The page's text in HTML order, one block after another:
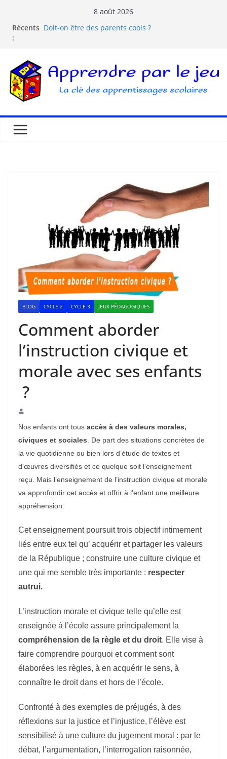
8 août 2026
Récents
:
Doit-on être des parents cools ?
La pédagogie Montessori est-elle ludique ?
Comprendre la courbe de l’oubli
BLOG CYCLE 2 CYCLE 3 JEUX PÉDAGOGIQUES
Comment aborder
l’instruction civique et
morale avec ses enfants
?
Nos enfants ont tous accès à des valeurs morales,
civiques et sociales . De part des situations concrètes de
la vie quotidienne ou bien lors d’étude de textes et
d’œuvres diversifiés et ce quelque soit l’enseignement
reçu. Mais l’enseignement de l’instruction civique et morale
va approfondir cet accès et offrir à l’enfant une meilleure
appréhension.
Cet enseignement poursuit trois objectif intimement
liés entre eux tel qu’ acquérir et partager les valeurs
de la République ; construire une culture civique et
une qui me semble très importante : respecter
autrui.
L’instruction morale et civique telle qu’elle est
enseignée à l’école assure principalement la
compréhension de la règle et du droit. Elle vise à
faire comprendre pourquoi et comment sont
élaborées les règles, à en acquérir le sens, à
connaître le droit dans et hors de l’école.
Confronté à des exemples de préjugés, à des
réflexions sur la justice et l’injustice, l’élève est
sensibilisé à une culture du jugement moral : par le
débat, l’argumentation, l’interrogation raisonnée,